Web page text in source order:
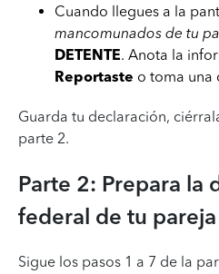
Cuando llegues a la
mancomunados de tu
DETENTE. Anota la
Reportaste o toma una
Guarda tu declaración,
parte 2.
Parte 2: Prepara la
federal de tu pareja
Sigue los pasos 1 a 7 de la